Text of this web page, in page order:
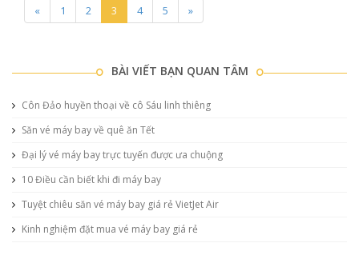
« 1 2 3 4 5 »
BÀI VIẾT BẠN QUAN TÂM
Côn Đảo huyền thoại về cô Sáu linh thiêng
Săn vé máy bay về quê ăn Tết
Đại lý vé máy bay trực tuyến được ưa chuộng
10 Điều cần biết khi đi máy bay
Tuyệt chiêu săn vé máy bay giá rẻ VietJet Air
Kinh nghiệm đặt mua vé máy bay giá rẻ